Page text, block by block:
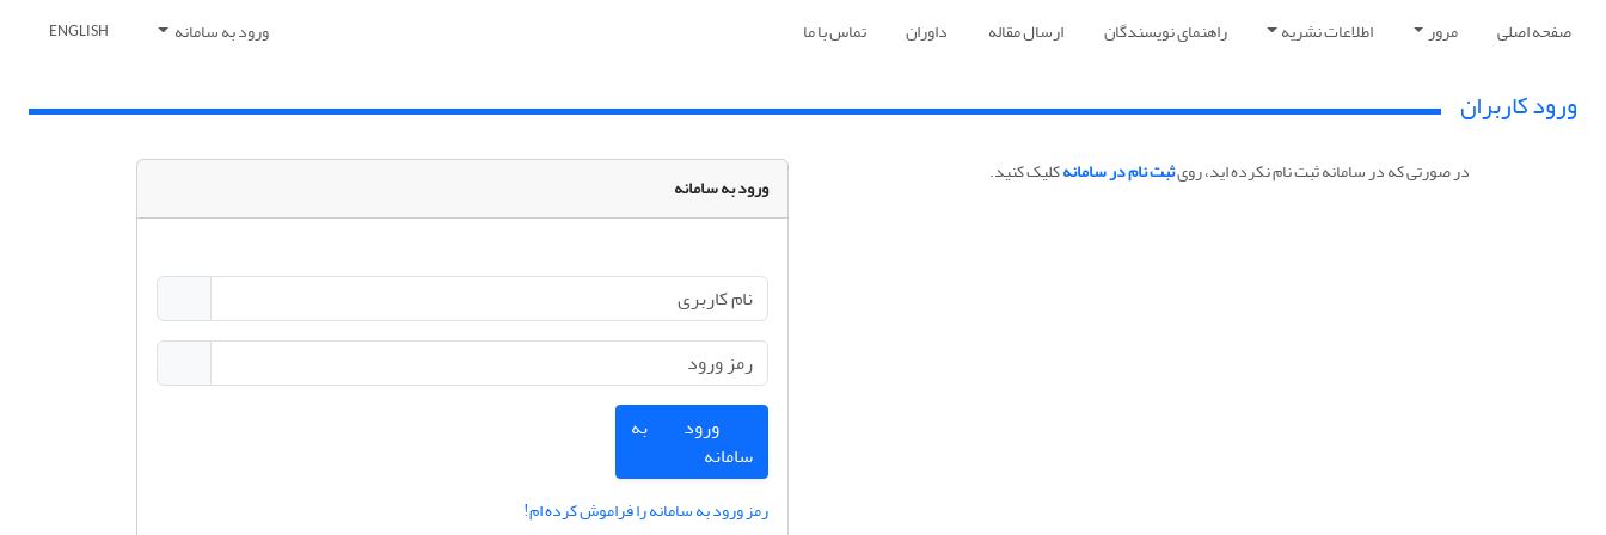
صفحه اصلی مرور اطلاعات نشریه راهنمای نویسندگان ارسال مقاله داوران تماس با ما ورود به سامانه ENGLISH
ورود کاربران
در صورتی که در سامانه ثبت نام نکرده اید، رویثبت نام در سامانهکلیک کنید.
ورود به سامانه
ورود به
سامانه
رمز ورود به سامانه را فراموش کرده ام!